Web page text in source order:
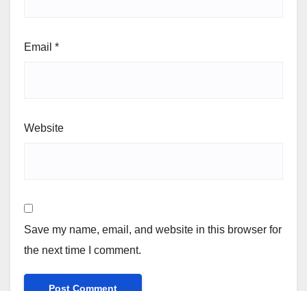
Email *
Website
Save my name, email, and website in this browser for
the next time I comment.